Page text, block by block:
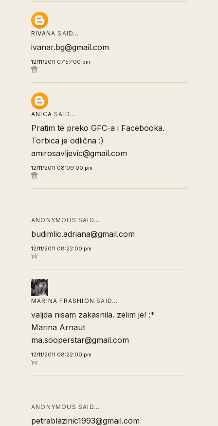
RIVANA SAID…
ivanar.bg@gmail.com
12/11/2011 07:57:00 pm
ANICA SAID…
Pratim te preko GFC-a i Facebooka.
Torbica je odlična :)
amirosavljevic@gmail.com
12/11/2011 08:09:00 pm
ANONYMOUS SAID…
budimlic.adriana@gmail.com
12/11/2011 08:22:00 pm
MARINA FRASHION SAID…
valjda nisam zakasnila. zelim je! :*
Marina Arnaut
ma.sooperstar@gmail.com
12/11/2011 08:22:00 pm
ANONYMOUS SAID…
petrablazinic1993@gmail.com